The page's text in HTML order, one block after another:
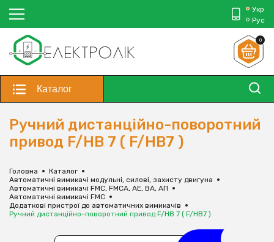
Укр
Рус
0
Каталог
Ручний дистанційно-поворотний
привод F/HB 7 ( F/HB7 )
Головна
Каталог
Автоматичні вимикачі модульні, силові, захисту двигуна
Автоматичні вимикачі FMC, FMCA, АЕ, ВА, АП
Автоматичні вимикачі FMC
Додаткові пристрої до автоматичних вимикачів
Ручний дистанційно-поворотний привод F/HB 7 ( F/HB7 )